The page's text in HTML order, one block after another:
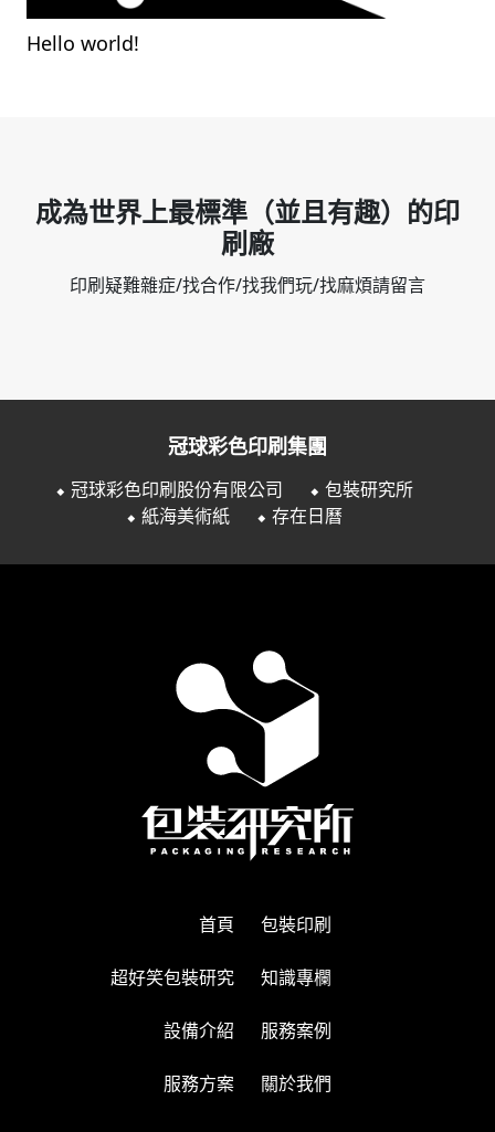
Hello world!
成為世界上最標準（並且有趣）的印
刷廠
印刷疑難雜症/找合作/找我們玩/找麻煩請留言
冠球彩色印刷集團
⬥ 冠球彩色印刷股份有限公司
⬥ 包裝研究所
⬥ 紙海美術紙
⬥ 存在日曆
首頁 包裝印刷
超好笑包裝研究 知識專欄
設備介紹 服務案例
服務方案 關於我們